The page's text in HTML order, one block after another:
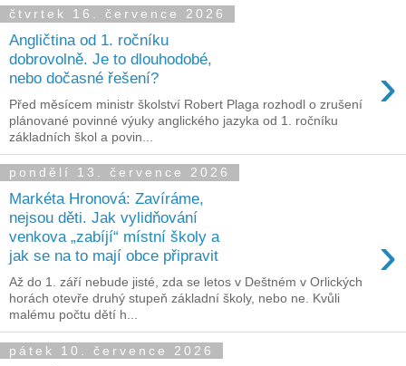
čtvrtek 16. července 2026
Angličtina od 1. ročníku
dobrovolně. Je to dlouhodobé,
nebo dočasné řešení?
›
Před měsícem ministr školství Robert Plaga rozhodl o zrušení
plánované povinné výuky anglického jazyka od 1. ročníku
základních škol a povin...
pondělí 13. července 2026
Markéta Hronová: Zavíráme,
nejsou děti. Jak vylidňování
venkova „zabíjí“ místní školy a
jak se na to mají obce připravit
›
Až do 1. září nebude jisté, zda se letos v Deštném v Orlických
horách otevře druhý stupeň základní školy, nebo ne. Kvůli
malému počtu dětí h...
pátek 10. července 2026